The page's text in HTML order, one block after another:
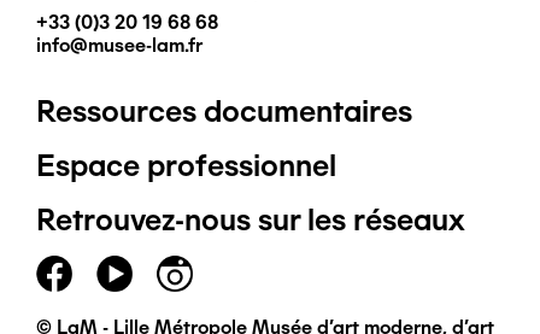
+33 (0)3 20 19 68 68
info@musee-lam.fr
Pied
de
page
principal
Ressources documentaires
Espace professionnel
Retrouvez-nous sur les réseaux
© LaM - Lille Métropole Musée d'art moderne, d'art